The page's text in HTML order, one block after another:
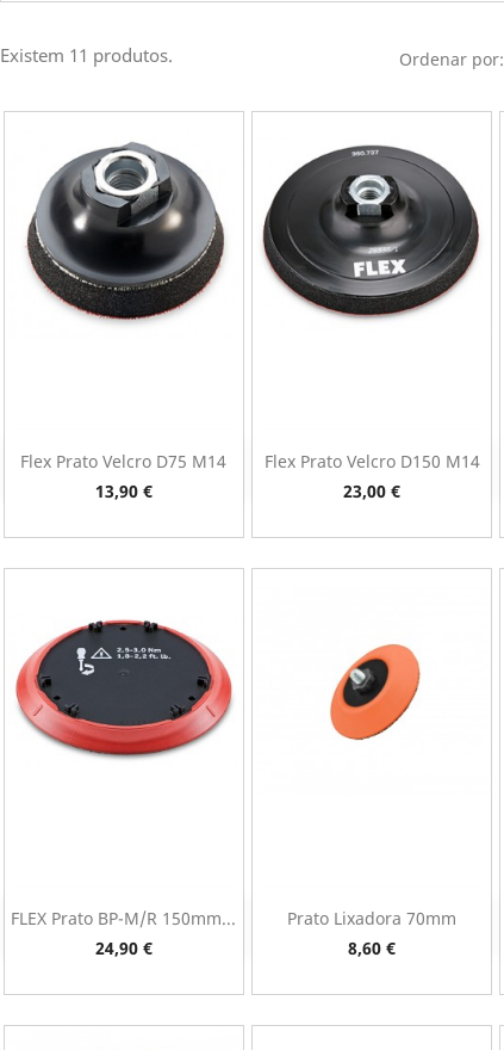
Existem 11 produtos. Ordenar por:
Flex Prato Velcro D75 M14
Preço
13,90 €
Vista rápida
Flex Prato Velcro D150 M14
Preço
23,00 €
Vista rápida
FLEX Prato BP-M/R 150mm...
Preço
24,90 €
Vista rápida
Prato Lixadora 70mm
Preço
8,60 €
 Vista rápida